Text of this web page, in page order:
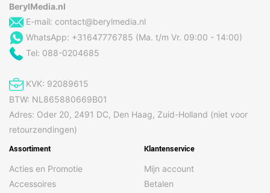
BerylMedia.nl
E-mail: contact@berylmedia.nl
WhatsApp: +31647776785 (Ma. t/m Vr. 09:00 - 14:00)
Tel: 088-0204685
KVK: 92089615
BTW: NL865880669B01
Adres: Oder 20, 2491 DC, Den Haag, Zuid-Holland (niet voor
retourzendingen)
Assortiment
Acties en Promotie
Accessoires
Klantenservice
Mijn account
Betalen